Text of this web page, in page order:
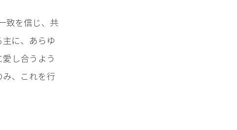
致を信じ、共
に、あらゆ
し合うよう
み、これを行